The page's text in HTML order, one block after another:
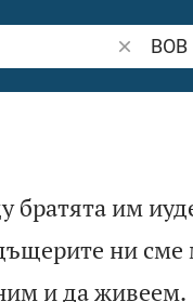
Търсете
BOB
братята им
ни сме
и да живеем.